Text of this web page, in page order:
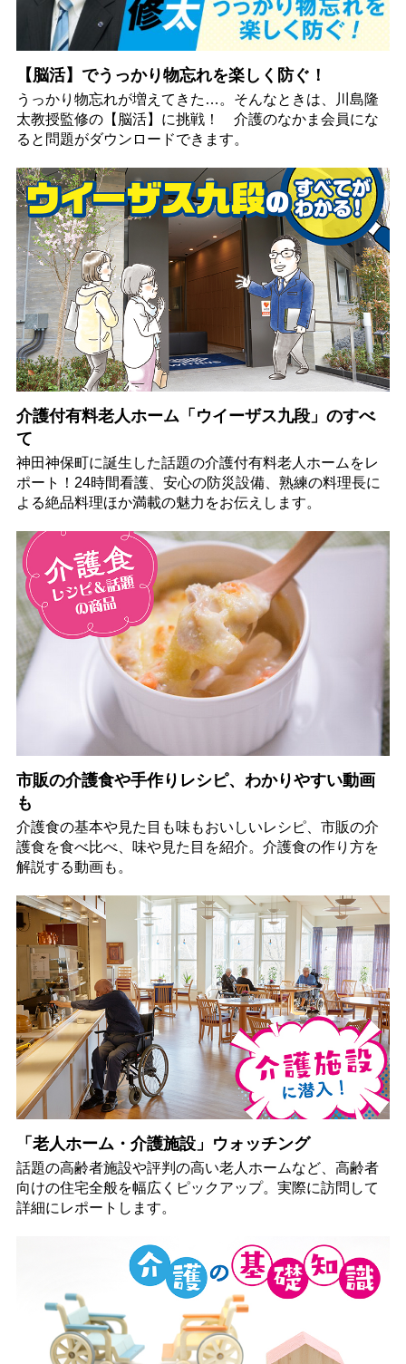
【脳活】でうっかり物忘れを楽しく防ぐ！
うっかり物忘れが増えてきた…。そんなときは、川島隆
太教授監修の【脳活】に挑戦！ 介護のなかま会員にな
ると問題がダウンロードできます。
介護付有料老人ホーム「ウイーザス九段」のすべ
て
神田神保町に誕生した話題の介護付有料老人ホームをレ
ポート！24時間看護、安心の防災設備、熟練の料理長に
よる絶品料理ほか満載の魅力をお伝えします。
市販の介護食や手作りレシピ、わかりやすい動画
も
介護食の基本や見た目も味もおいしいレシピ、市販の介
護食を食べ比べ、味や見た目を紹介。介護食の作り方を
解説する動画も。
「老人ホーム・介護施設」ウォッチング
話題の高齢者施設や評判の高い老人ホームなど、高齢者
向けの住宅全般を幅広くピックアップ。実際に訪問して
詳細にレポートします。